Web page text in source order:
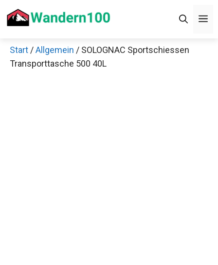
Inhalt
Start /Allgemein / SOLOGNAC Sportschiessen
Transporttasche 500 40L